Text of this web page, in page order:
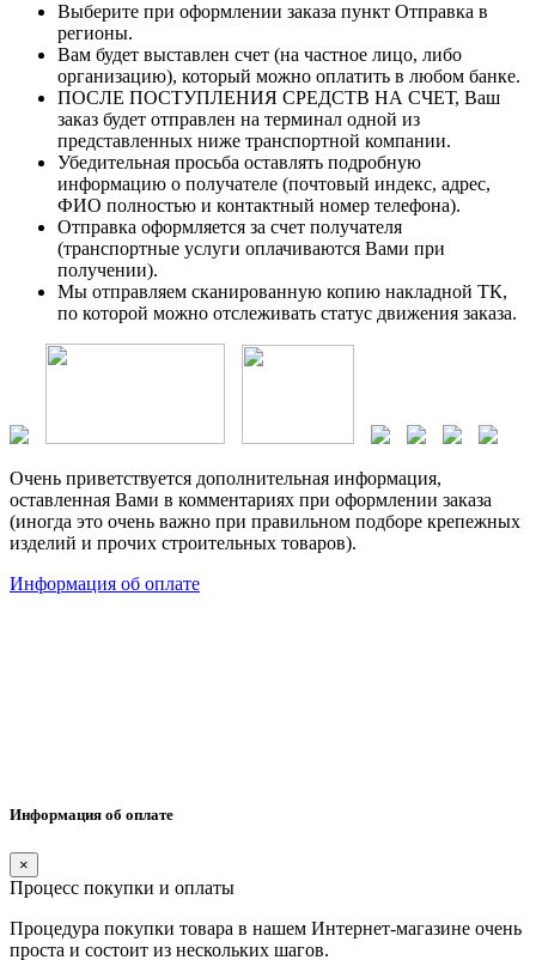
Выберите при оформлении заказа пункт Отправка в
регионы.
Вам будет выставлен счет (на частное лицо, либо
организацию), который можно оплатить в любом банке.
ПОСЛЕ ПОСТУПЛЕНИЯ СРЕДСТВ НА СЧЕТ, Ваш
заказ будет отправлен на терминал одной из
представленных ниже транспортной компании.
Убедительная просьба оставлять подробную
информацию о получателе (почтовый индекс, адрес,
ФИО полностью и контактный номер телефона).
Отправка оформляется за счет получателя
(транспортные услуги оплачиваются Вами при
получении).
Мы отправляем сканированную копию накладной ТК,
по которой можно отслеживать статус движения заказа.
Очень приветствуется дополнительная информация,
оставленная Вами в комментариях при оформлении заказа
(иногда это очень важно при правильном подборе крепежных
изделий и прочих строительных товаров).
Информация об оплате
Информация об оплате
×
Процесс покупки и оплаты
Процедура покупки товара в нашем Интернет-магазине очень
проста и состоит из нескольких шагов.